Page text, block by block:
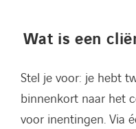
Wat is een
Stel je voor: je hebt
binnenkort naar het
voor inentingen. Via